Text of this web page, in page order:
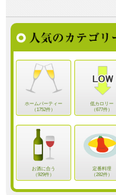
ホームパーティー
（1752件）
低カロリー
（677件）
お酒に合う
（929件）
定番料理
（282件）